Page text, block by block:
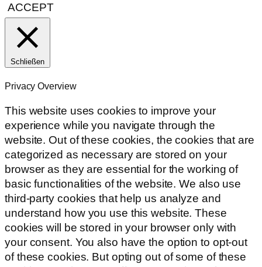
ACCEPT
Schließen
Privacy Overview
This website uses cookies to improve your
experience while you navigate through the
website. Out of these cookies, the cookies that are
categorized as necessary are stored on your
browser as they are essential for the working of
basic functionalities of the website. We also use
third-party cookies that help us analyze and
understand how you use this website. These
cookies will be stored in your browser only with
your consent. You also have the option to opt-out
of these cookies. But opting out of some of these